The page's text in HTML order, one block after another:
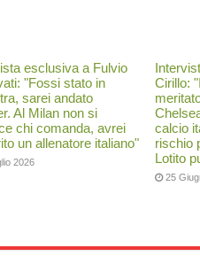
esclusiva a Fulvio
"Fossi stato in
sarei andato
Al Milan non si
chi comanda, avrei
un allenatore italiano"
2026
Cirillo:
calcio
rischio
Lotito
25